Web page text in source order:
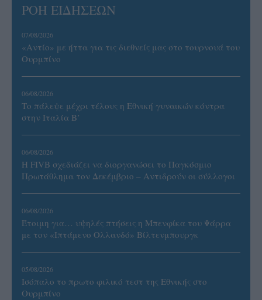
ΡΟΗ ΕΙΔΗΣΕΩΝ
07/08/2026
«Αντίο» με ήττα για τις διεθνείς μας στο τουρνουά του
Ουρμπίνο
06/08/2026
Το πάλεψε μέχρι τέλους η Εθνική γυναικών κόντρα
στην Ιταλία Β’
06/08/2026
Η FIVB σχεδιάζει να διοργανώσει το Παγκόσμιο
Πρωτάθλημα τον Δεκέμβριο – Αντιδρούν οι σύλλογοι
06/08/2026
Έτοιμη για… υψηλές πτήσεις η Μπενφίκα του Ψάρρα
με τον «Ιπτάμενο Ολλανδό» Βίλτενμπουργκ
05/08/2026
Ισόπαλο το πρωτο φιλικό τεστ της Εθνικής στο
Ουρμπίνο